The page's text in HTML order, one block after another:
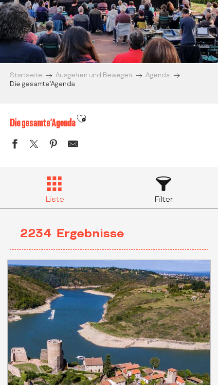
Startseite Ausgehen und Bewegen
Agenda
Die gesamte’Agenda
Die gesamte’AgendaAjouter aux favoris
Liste Filter
2234 Ergebnisse